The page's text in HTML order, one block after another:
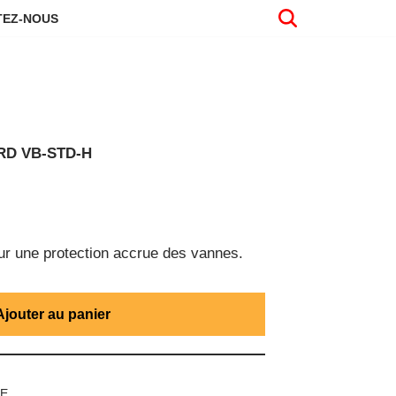
NOUS
VB-STD-H
une protection accrue des vannes.
au panier